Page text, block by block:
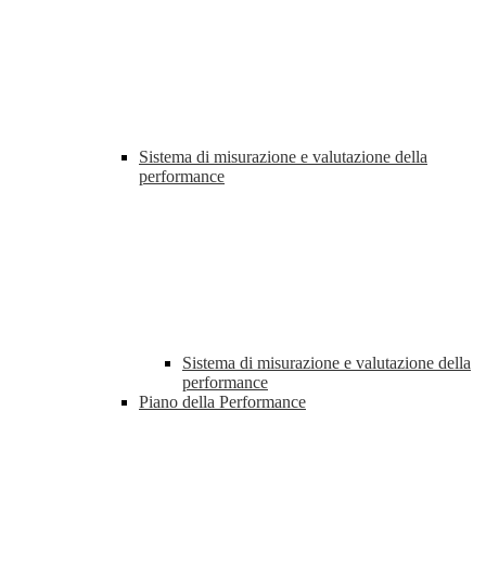
Sistema di misurazione e valutazione della
performance
Sistema di misurazione e valutazione della
performance
Piano della Performance